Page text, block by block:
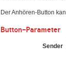
Der Anhören-Button
Button-Parameter
Sender